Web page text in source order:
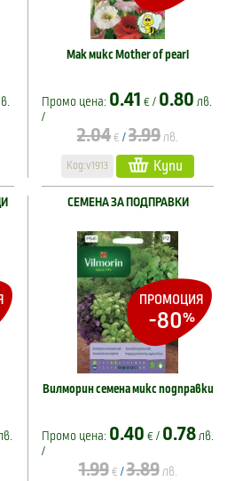
Мак микс Mother of pearl
Промо цена: 0.41 € / 0.80 лв.
/
2.04 € / 3.99 лв.
Код:v1913 Купи
ПРОМОЦИЯ
-80%
СЕМЕНА ЗА ПОДПРАВКИ
Вилморин семена микс подправки
Промо цена: 0.40 € / 0.78 лв.
/
1.99 € /3.89 лв.